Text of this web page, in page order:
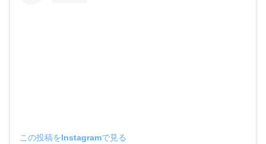
この投稿をInstagramで見る